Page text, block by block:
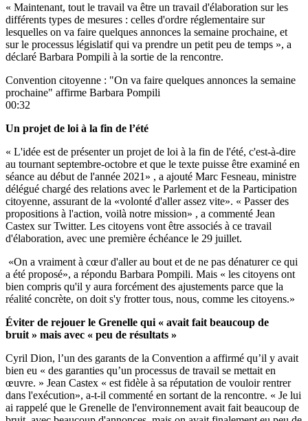
« Maintenant, tout le travail va être un travail d'élaboration sur les
différents types de mesures : celles d'ordre réglementaire sur
lesquelles on va faire quelques annonces la semaine prochaine, et
sur le processus législatif qui va prendre un petit peu de temps », a
déclaré Barbara Pompili à la sortie de la rencontre.
Convention citoyenne : "On va faire quelques annonces la semaine
prochaine" affirme Barbara Pompili
00:32
Un projet de loi à la fin de l’été
« L'idée est de présenter un projet de loi à la fin de l'été, c'est-à-dire
au tournant septembre-octobre et que le texte puisse être examiné en
séance au début de l'année 2021» , a ajouté Marc Fesneau, ministre
délégué chargé des relations avec le Parlement et de la Participation
citoyenne, assurant de la «volonté d'aller assez vite». « Passer des
propositions à l'action, voilà notre mission» , a commenté Jean
Castex sur Twitter. Les citoyens vont être associés à ce travail
d'élaboration, avec une première échéance le 29 juillet.
«On a vraiment à cœur d'aller au bout et de ne pas dénaturer ce qui
a été proposé», a répondu Barbara Pompili. Mais « les citoyens ont
bien compris qu'il y aura forcément des ajustements parce que la
réalité concrète, on doit s'y frotter tous, nous, comme les citoyens.»
Éviter de rejouer le Grenelle qui « avait fait beaucoup de
bruit » mais avec « peu de résultats »
Cyril Dion, l’un des garants de la Convention a affirmé qu’il y avait
bien eu « des garanties qu’un processus de travail se mettait en
œuvre. » Jean Castex « est fidèle à sa réputation de vouloir rentrer
dans l'exécution», a-t-il commenté en sortant de la rencontre. « Je lui
ai rappelé que le Grenelle de l'environnement avait fait beaucoup de